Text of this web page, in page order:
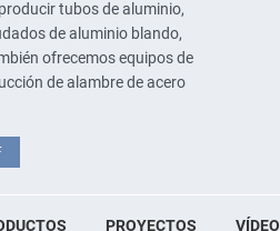
tubos de aluminio,
de aluminio blando,
ofrecemos equipos de
de alambre de acero
PROYECTOS VÍDEO